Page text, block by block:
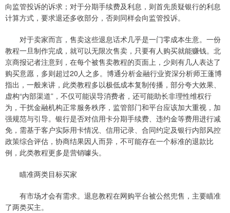
向监管投诉的诉求；对于分期手续费及利息，则首先质疑银行的利息
计算方式，要求退还多收部分，否则同样会向监管投诉。
对于卖家而言，售卖这些退息话术几乎是一门零成本生意。一份
教程一旦制作完成，就可以无限次售卖，只要有人购买就能赚钱。北
京商报记者注意到，在每个被售卖教程的页面上，少则有几人表达了
购买意愿，多则超过20人之多。博通分析金融行业资深分析师王蓬博
指出，一般来讲，此类教程多以极低成本复制传播，部分夸大效果、
虚构“内部渠道”，不仅可能误导消费者，还可能助长非理性维权行
为，干扰金融机构正常服务秩序，监管部门和平台应该加大重视，加
强规范与引导。银行是否对信用卡分期手续费、违约金等费用进行减
免，需基于客户实际用卡情况、信用记录、合同约定及银行内部风控
政策综合评估，协商结果因人而异，不可能存在一个标准的退款比
例，此类教程更多是营销噱头。
瞄准两类目标买家
有市场才会有需求。退息教程在网购平台被公然兜售，主要瞄准
了两类买主。